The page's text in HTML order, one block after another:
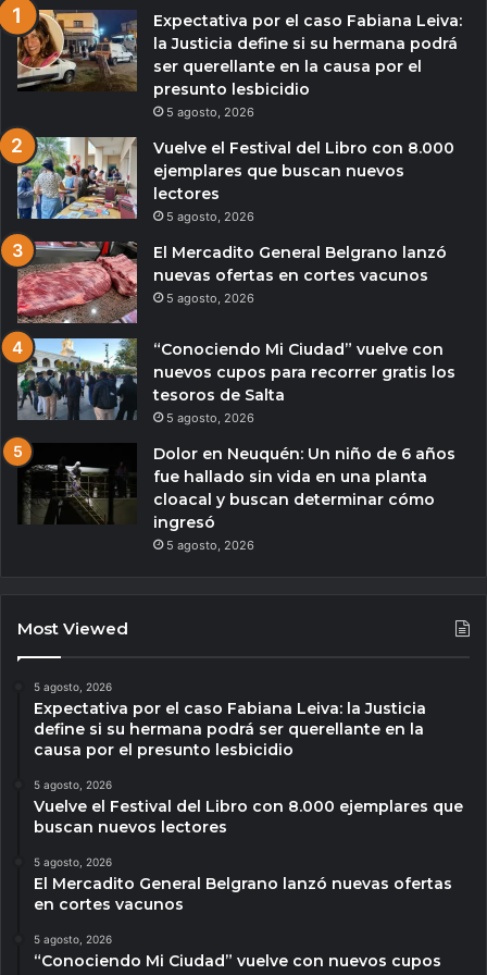
Expectativa por el caso Fabiana Leiva:
la Justicia define si su hermana podrá
ser querellante en la causa por el
presunto lesbicidio
5 agosto, 2026
Vuelve el Festival del Libro con 8.000
ejemplares que buscan nuevos
lectores
5 agosto, 2026
El Mercadito General Belgrano lanzó
nuevas ofertas en cortes vacunos
5 agosto, 2026
“Conociendo Mi Ciudad” vuelve con
nuevos cupos para recorrer gratis los
tesoros de Salta
5 agosto, 2026
Dolor en Neuquén: Un niño de 6 años
fue hallado sin vida en una planta
cloacal y buscan determinar cómo
ingresó
5 agosto, 2026
Most Viewed
5 agosto, 2026
Expectativa por el caso Fabiana Leiva: la Justicia
define si su hermana podrá ser querellante en la
causa por el presunto lesbicidio
5 agosto, 2026
Vuelve el Festival del Libro con 8.000 ejemplares que
buscan nuevos lectores
5 agosto, 2026
El Mercadito General Belgrano lanzó nuevas ofertas
en cortes vacunos
5 agosto, 2026
“Conociendo Mi Ciudad” vuelve con nuevos cupos